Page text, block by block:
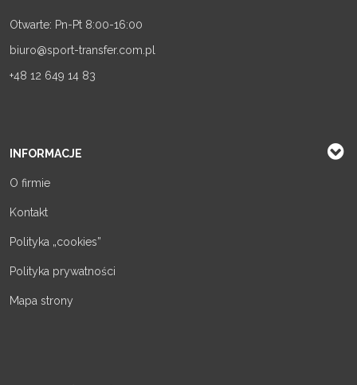
Otwarte: Pn-Pt 8:00-16:00
biuro@sport-transfer.com.pl
+48 12 649 14 83
INFORMACJE
O firmie
Kontakt
Polityka „cookies”
Polityka prywatności
Mapa strony